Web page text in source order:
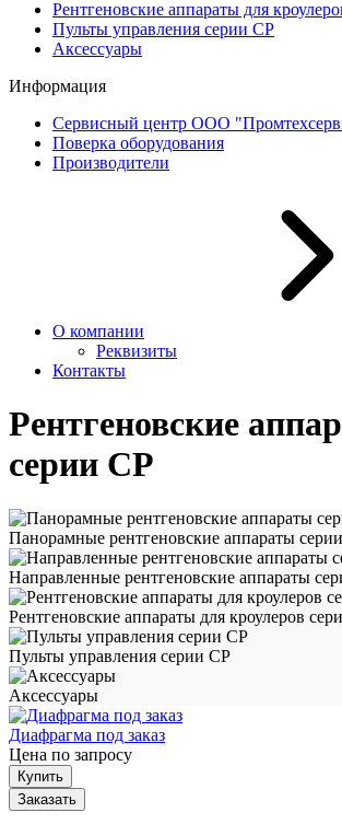
Рентгеновские аппараты для
Пульты управления серии СP
Аксессуары
Информация
Сервисный центр ООО
Поверка оборудования
Производители
О компании
Реквизиты
Контакты
Рентгеновские
серии CP
Панорамные рентгеновские аппараты
Направленные рентгеновские аппараты
Рентгеновские аппараты для кроулеров
Пульты управления серии СP
Аксессуары
Диафрагма под заказ
Цена по запросу
Заказать